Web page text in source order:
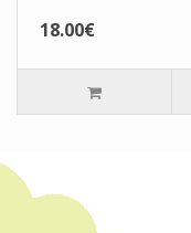
18.00€